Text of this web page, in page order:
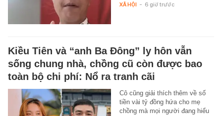
XÃ HỘI - 6 giờ trước
Kiều Tiên và “anh Ba Đông” ly hôn vẫn
sống chung nhà, chồng cũ còn được bao
toàn bộ chi phí: Nổ ra tranh cãi
Cô cũng giải thích thêm về số
tiền vài tỷ đồng hứa cho mẹ
chồng mà mọi người đang hiểu